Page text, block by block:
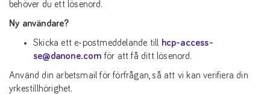
behöver du ett lösenord.
Ny användare?
Skicka ett e-postmeddelande till
hcp-access-
se@danone.com för att få ditt lösenord.
Använd din arbetsmail för förfrågan, så att vi kan verifiera din
yrkestillhörighet.